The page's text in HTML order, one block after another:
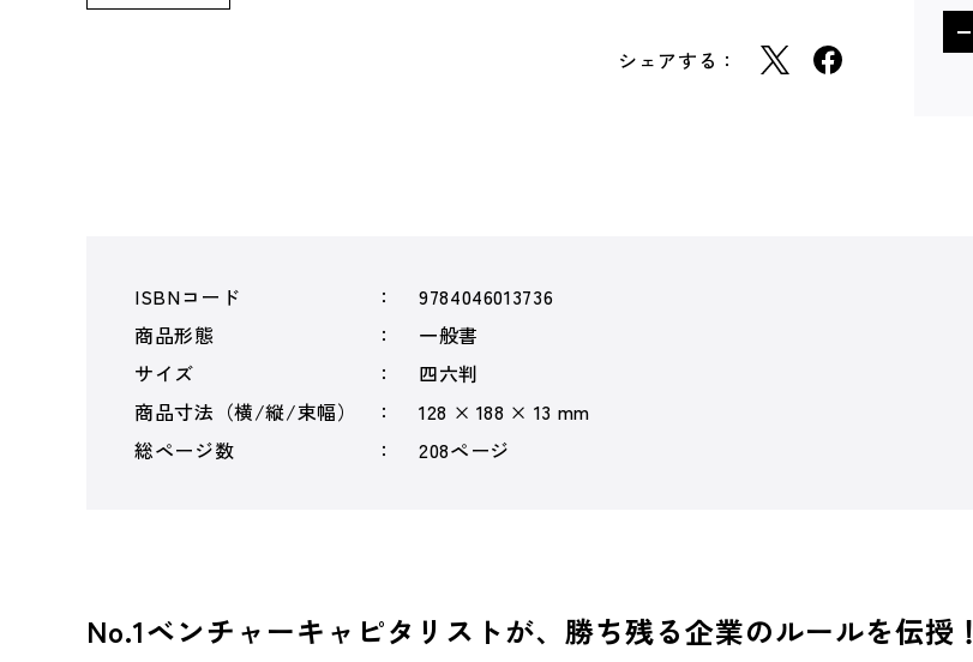
シェアする：
ISBNコード
9784046013736
商品形態
一般書
サイズ
四六判
商品寸法（横/縦/束幅）
128 × 188 × 13 mm
総ページ数
208ページ
No.1ベンチャーキャピタリストが、勝ち残る企業のルールを伝授！